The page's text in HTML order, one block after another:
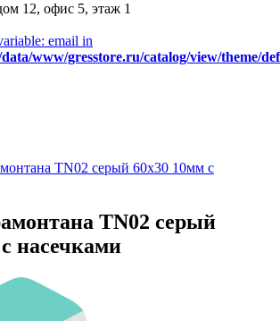
12, офис 5, этаж 1
email in
www/gresstore.ru/catalog/view/theme/
TN02 серый 60x30 10мм с
TN02 серый
насечками